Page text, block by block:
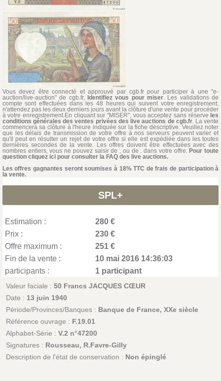
Vous devez être connecté et approuvé par cgb.fr pour participer à une "e-
auction/live-auction" de cgb.fr, Identifiez vous pour miser . Les validations de
compte sont effectuées dans les 48 heures qui suivent votre enregistrement,
n'attendez pas les deux derniers jours avant la clôture d'une vente pour procéder
à votre enregistrement.En cliquant sur "MISER", vous acceptez sans réserve les
conditions générales des ventes privées des live auctions de cgb.fr. La vente
commencera sa clôture à l'heure indiquée sur la fiche descriptive. Veuillez noter
que les délais de transmission de votre offre à nos serveurs peuvent varier et
qu'il peut en résulter un rejet de votre offre si elle est expédiée dans les toutes
dernières secondes de la vente. Les offres doivent être effectuées avec des
nombres entiers, vous ne pouvez saisir de , ou de . dans votre offre.Pour toute
question cliquez ici pour consulter la FAQ des live auctions.
Les offres gagnantes seront soumises à 18% TTC de frais de participation à
la vente.
SPL+
Estimation :
280 €
Prix :
230 €
Offre maximum :
251 €
Fin de la vente :
10 mai 2016 14:36:03
participants :
1 participant
Valeur faciale : 50 Francs JACQUES CŒUR
Date : 13 juin 1940
Période/Provinces/Banques : Banque de France, XXe siècle
Référence ouvrage : F.19.01
Alphabet-Série : V.2 n°47200
Signatures : Rousseau, R.Favre-Gilly
Description de l'état de conservation : Non épinglé